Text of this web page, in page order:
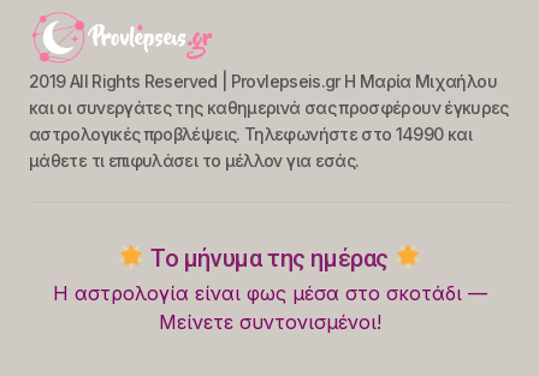
2019 All Rights Reserved | Provlepseis.gr Η Μαρία Μιχαήλου
και οι συνεργάτες της καθημερινά σας προσφέρουν έγκυρες
αστρολογικές προβλέψεις. Τηλεφωνήστε στο 14990 και
μάθετε τι επιφυλάσει το μέλλον για εσάς.
Το μήνυμα της ημέρας
Η αστρολογία είναι φως μέσα στο σκοτάδι —
Μείνετε συντονισμένοι!